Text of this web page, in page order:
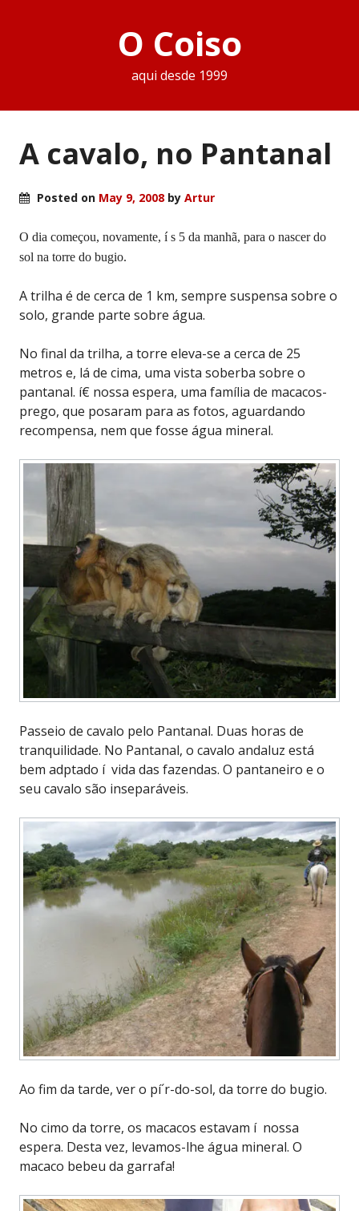
O Coiso
aqui desde 1999
A cavalo, no Pantanal
Posted on May 9, 2008 by Artur
O dia começou, novamente, í s 5 da manhã, para o nascer do
sol na torre do bugio.
A trilha é de cerca de 1 km, sempre suspensa sobre o
solo, grande parte sobre água.
No final da trilha, a torre eleva-se a cerca de 25
metros e, lá de cima, uma vista soberba sobre o
pantanal. í€ nossa espera, uma família de macacos-
prego, que posaram para as fotos, aguardando
recompensa, nem que fosse água mineral.
Passeio de cavalo pelo Pantanal. Duas horas de
tranquilidade. No Pantanal, o cavalo andaluz está
bem adptado í vida das fazendas. O pantaneiro e o
seu cavalo são inseparáveis.
Ao fim da tarde, ver o pí´r-do-sol, da torre do bugio.
No cimo da torre, os macacos estavam í nossa
espera. Desta vez, levamos-lhe água mineral. O
macaco bebeu da garrafa!